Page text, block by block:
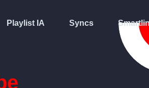
Playlist IA Syncs